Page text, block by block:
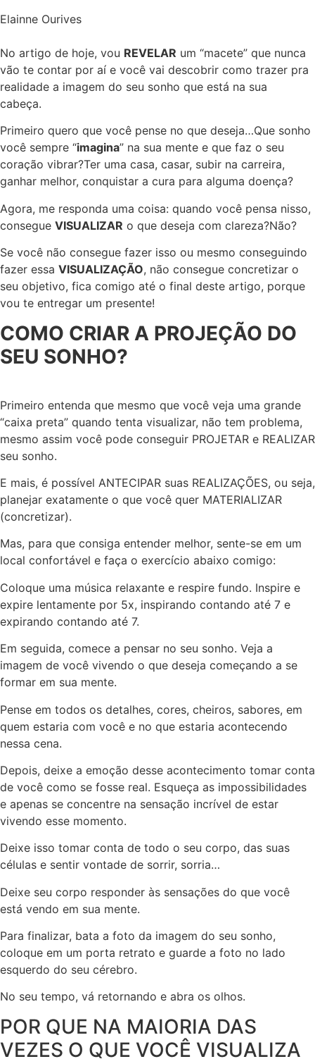
Elainne Ourives
No artigo de hoje, vou REVELAR um “macete” que nunca
vão te contar por aí e você vai descobrir como trazer pra
realidade a imagem do seu sonho que está na sua
cabeça.
Primeiro quero que você pense no que deseja…Que sonho
você sempre “imagina” na sua mente e que faz o seu
coração vibrar?Ter uma casa, casar, subir na carreira,
ganhar melhor, conquistar a cura para alguma doença?
Agora, me responda uma coisa: quando você pensa nisso,
consegue VISUALIZAR o que deseja com clareza?Não?
Se você não consegue fazer isso ou mesmo conseguindo
fazer essa VISUALIZAÇÃO, não consegue concretizar o
seu objetivo, fica comigo até o final deste artigo, porque
vou te entregar um presente!
COMO CRIAR A PROJEÇÃO DO
SEU SONHO?
Primeiro entenda que mesmo que você veja uma grande
“caixa preta” quando tenta visualizar, não tem problema,
mesmo assim você pode conseguir PROJETAR e REALIZAR
seu sonho.
E mais, é possível ANTECIPAR suas REALIZAÇÕES, ou seja,
planejar exatamente o que você quer MATERIALIZAR
(concretizar).
Mas, para que consiga entender melhor, sente-se em um
local confortável e faça o exercício abaixo comigo:
Coloque uma música relaxante e respire fundo. Inspire e
expire lentamente por 5x, inspirando contando até 7 e
expirando contando até 7.
Em seguida, comece a pensar no seu sonho. Veja a
imagem de você vivendo o que deseja começando a se
formar em sua mente.
Pense em todos os detalhes, cores, cheiros, sabores, em
quem estaria com você e no que estaria acontecendo
nessa cena.
Depois, deixe a emoção desse acontecimento tomar conta
de você como se fosse real. Esqueça as impossibilidades
e apenas se concentre na sensação incrível de estar
vivendo esse momento.
Deixe isso tomar conta de todo o seu corpo, das suas
células e sentir vontade de sorrir, sorria…
Deixe seu corpo responder às sensações do que você
está vendo em sua mente.
Para finalizar, bata a foto da imagem do seu sonho,
coloque em um porta retrato e guarde a foto no lado
esquerdo do seu cérebro.
No seu tempo, vá retornando e abra os olhos.
POR QUE NA MAIORIA DAS
VEZES O QUE VOCÊ VISUALIZA